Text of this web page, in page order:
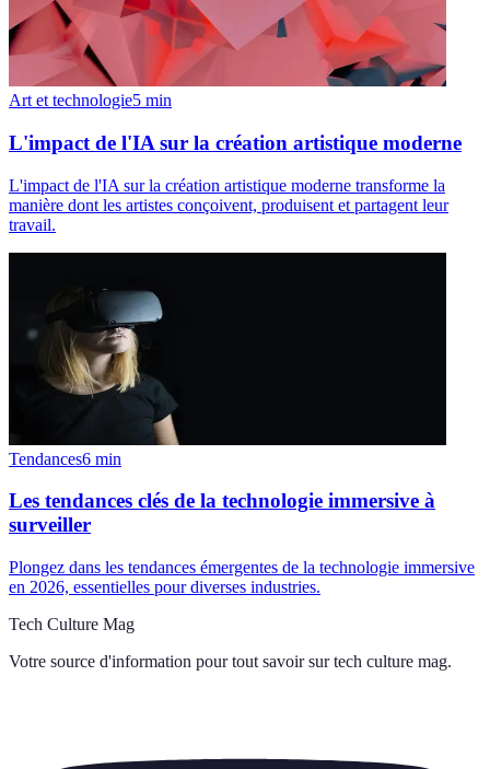
Art et technologie5 min
L'impact de l'IA sur la création artistique moderne
L'impact de l'IA sur la création artistique moderne transforme la
manière dont les artistes conçoivent, produisent et partagent leur
travail.
Tendances6 min
Les tendances clés de la technologie immersive à
surveiller
Plongez dans les tendances émergentes de la technologie immersive
en 2026, essentielles pour diverses industries.
Tech Culture Mag
Votre source d'information pour tout savoir sur tech culture mag.